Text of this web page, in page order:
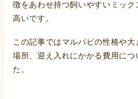
徴をあわせ持つ飼いやすいミック
高いです。
この記事ではマルパピの性格や大
場所、迎え入れにかかる費用につ
た。